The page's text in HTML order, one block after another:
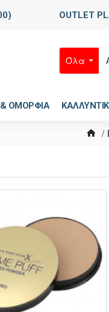
OUTLET
Όλα
& ΟΜΟΡΦΙΑ